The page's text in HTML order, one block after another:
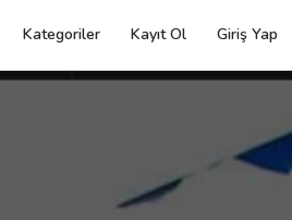
Kategoriler Kayıt Ol Giriş Yap